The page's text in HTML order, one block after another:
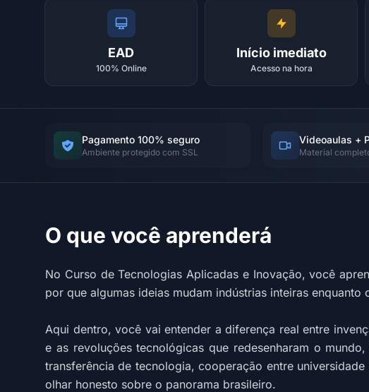
EAD
100% Online
Início imediato
Acesso na hora
Pagamento 100% seguro
Ambiente protegido com SSL
Videoaulas +
Material
O que você aprenderá
No Curso de Tecnologias Aplicadas e Inovação, você
por que algumas ideias mudam indústrias inteiras
Aqui dentro, você vai entender a diferença real entre
e as revoluções tecnológicas que redesenharam o
transferência de tecnologia, cooperação entre
olhar honesto sobre o panorama brasileiro.